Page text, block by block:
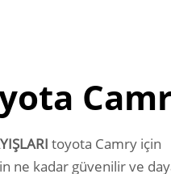
toyota Camry için
kadar güvenilir ve